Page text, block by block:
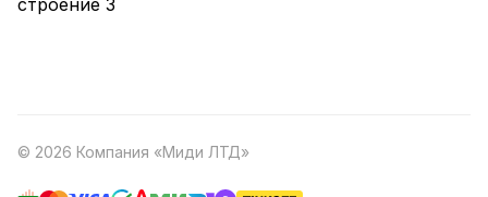
строение 3
© 2026 Компания «Миди ЛТД»